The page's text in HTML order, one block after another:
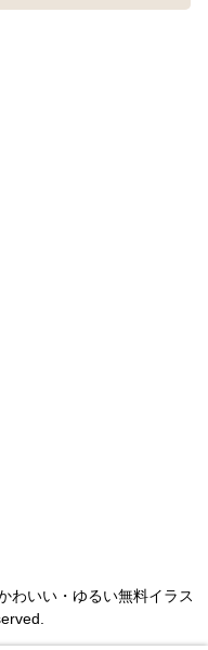
わいい・ゆるい無料イラス